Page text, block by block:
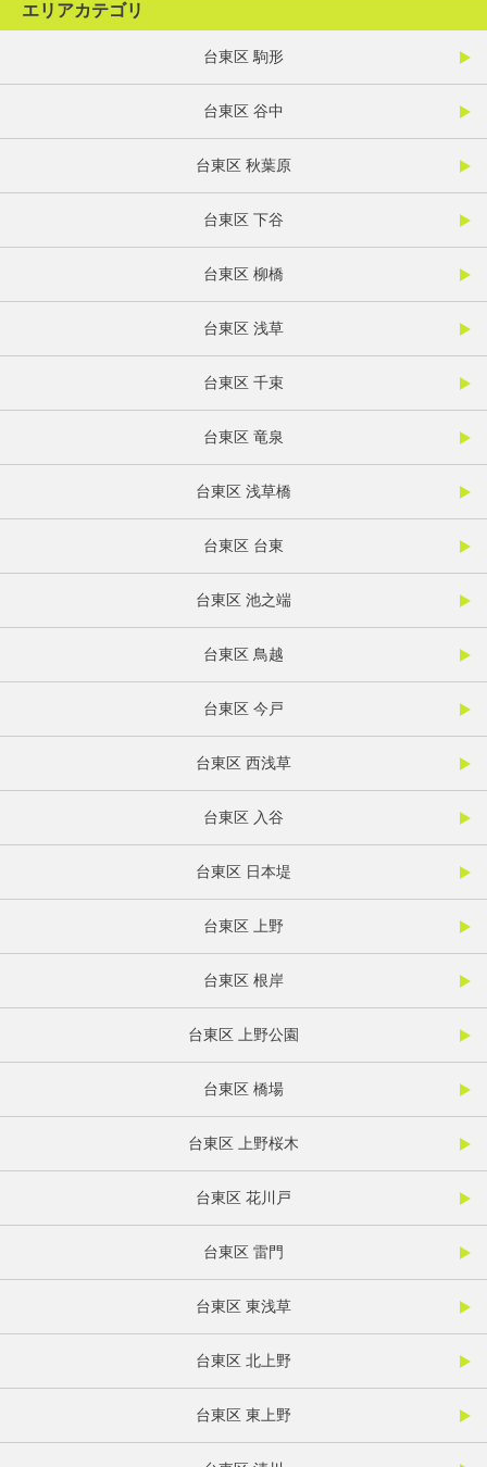
エリアカテゴリ
台東区 駒形
台東区 谷中
台東区 秋葉原
台東区 下谷
台東区 柳橋
台東区 浅草
台東区 千束
台東区 竜泉
台東区 浅草橋
台東区 台東
台東区 池之端
台東区 鳥越
台東区 今戸
台東区 西浅草
台東区 入谷
台東区 日本堤
台東区 上野
台東区 根岸
台東区 上野公園
台東区 橋場
台東区 上野桜木
台東区 花川戸
台東区 雷門
台東区 東浅草
台東区 北上野
台東区 東上野